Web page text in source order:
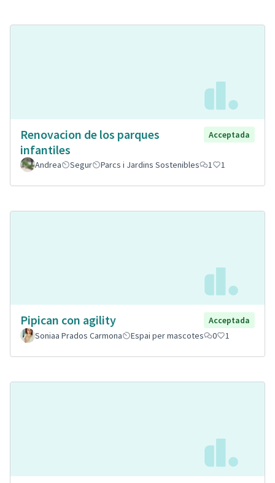
Renovacion de los parques
infantiles
Acceptada
Andrea Segur Parcs i Jardins Sostenibles 1 1
Pipican con agility
Acceptada
Soniaa Prados Carmona
Espai per mascotes 0 1